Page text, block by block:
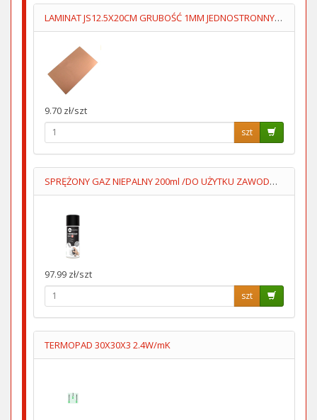
LAMINAT JS12.5X20CM GRUBOŚĆ 1MM JEDNOSTRONNY 70um
9.70 zł/szt
szt
SPRĘŻONY GAZ NIEPALNY 200ml /DO UŻYTKU ZAWODOWEGO/
97.99 zł/szt
szt
TERMOPAD 30X30X3 2.4W/mK